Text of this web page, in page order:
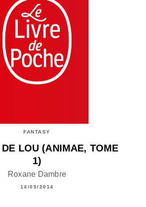
FANTASY
LOU (ANIMAE, TOME
1)
Roxane Dambre
14/05/2014